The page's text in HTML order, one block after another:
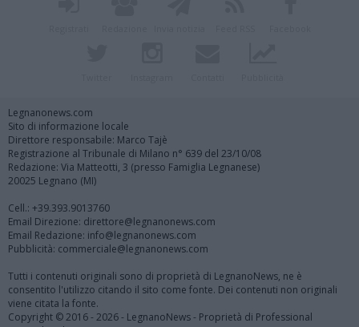
Legnanonews.com
Sito di informazione locale
Direttore responsabile: Marco Tajè
Registrazione al Tribunale di Milano n° 639 del 23/10/08
Redazione: Via Matteotti, 3 (presso Famiglia Legnanese)
20025 Legnano (MI)
Cell.: +39.393.9013760
Email Direzione: direttore@legnanonews.com
Email Redazione: info@legnanonews.com
Pubblicità: commerciale@legnanonews.com
Tutti i contenuti originali sono di proprietà di LegnanoNews, ne è
consentito l'utilizzo citando il sito come fonte. Dei contenuti non originali
viene citata la fonte.
Copyright © 2016 - 2026 - LegnanoNews - Proprietà di Professional